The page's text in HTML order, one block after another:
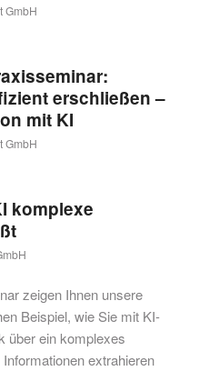
GmbH
erschließen –
mit KI
GmbH
komplexe
zeigen Ihnen unsere
Beispiel, wie Sie mit KI-
über ein komplexes
extrahieren